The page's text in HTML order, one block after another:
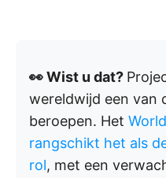
👀 Wist u dat?
wereldwijd een van
beroepen. Het
rangschikt het als
rol, met een